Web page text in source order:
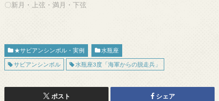
〇新月・上弦・満月・下弦
★サビアンシンボル・実例
水瓶座
サビアンシンボル
水瓶座3度「海軍からの脱走兵」
ポスト シェア